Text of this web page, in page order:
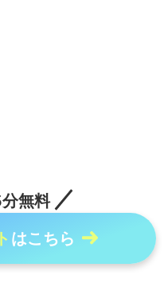
無料
はこちら